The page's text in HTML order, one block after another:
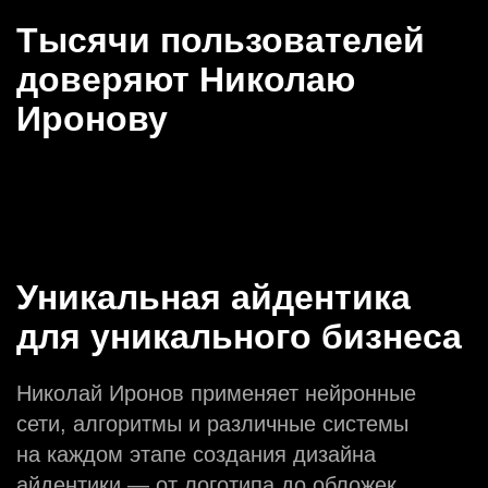
Тысячи пользователей
доверяют Николаю
Иронову
Уникальная айдентика
для уникального бизнеса
Николай Иронов применяет нейронные
сети, алгоритмы и различные системы
на каждом этапе создания дизайна